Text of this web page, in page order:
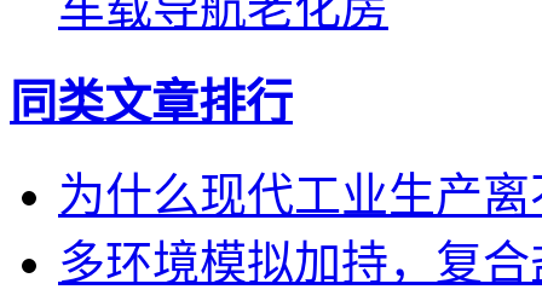
同类文章排行
为什么现代工业生产
多环境模拟加持，复